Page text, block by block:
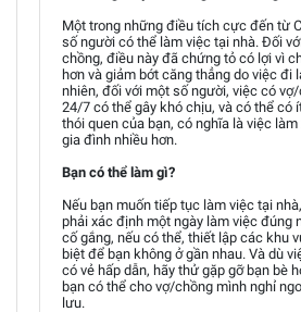
Một trong những điều tích cực đến từ
số người có thể làm việc tại nhà. Đối
chồng, điều này đã chứng tỏ có lợi vì
hơn và giảm bớt căng thẳng do việc đi
nhiên, đối với một số người, việc có
24/7 có thể gây khó chịu, và có thể có
thói quen của bạn, có nghĩa là việc
gia đình nhiều hơn.
Bạn có thể làm gì?
Nếu bạn muốn tiếp tục làm việc tại
phải xác định một ngày làm việc đúng
cố gắng, nếu có thể, thiết lập các khu
biệt để bạn không ở gần nhau. Và dù
có vẻ hấp dẫn, hãy thử gặp gỡ bạn bè
bạn có thể cho vợ/chồng mình nghỉ
lưu.